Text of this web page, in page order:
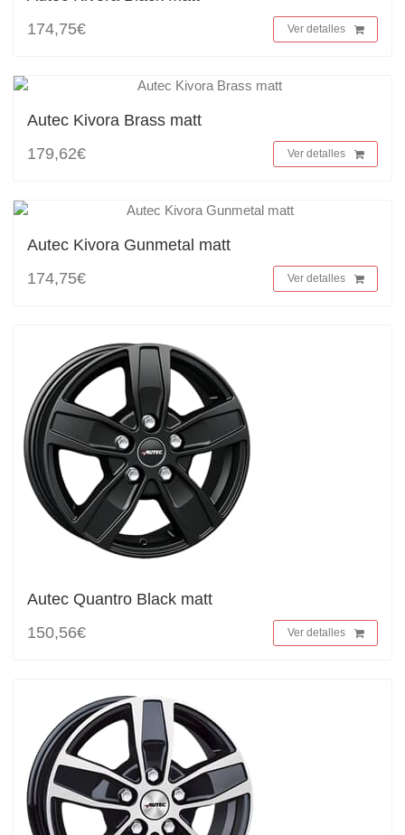
174,75€
Ver detalles
Autec Kivora Brass matt
179,62€
Ver detalles
Autec Kivora Gunmetal matt
174,75€
Ver detalles
Autec Quantro Black matt
150,56€
Ver detalles